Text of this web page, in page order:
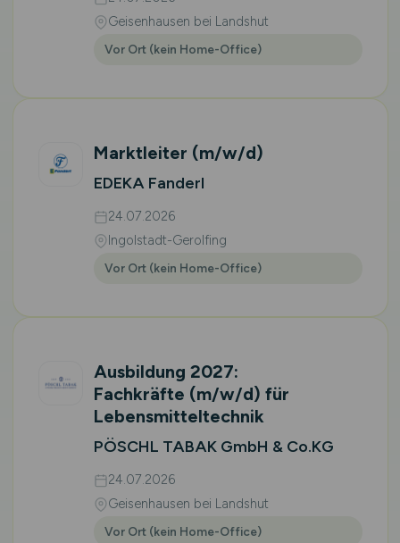
Geisenhausen bei Landshut
Vor Ort (kein Home-Office)
Marktleiter (m/w/d)
EDEKA Fanderl
24.07.2026
Ingolstadt-Gerolfing
Vor Ort (kein Home-Office)
Ausbildung 2027:
Fachkräfte (m/w/d) für
Lebensmitteltechnik
PÖSCHL TABAK GmbH & Co.KG
24.07.2026
Geisenhausen bei Landshut
Vor Ort (kein Home-Office)